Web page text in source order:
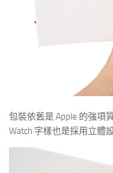
包裝依舊是 Apple 的強項
Watch 字樣也是採用立體